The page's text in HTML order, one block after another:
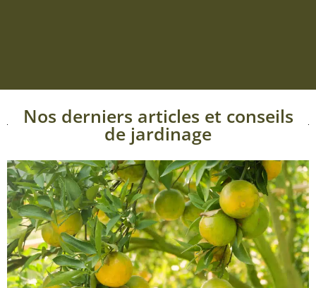
Nos derniers articles et conseils
de jardinage